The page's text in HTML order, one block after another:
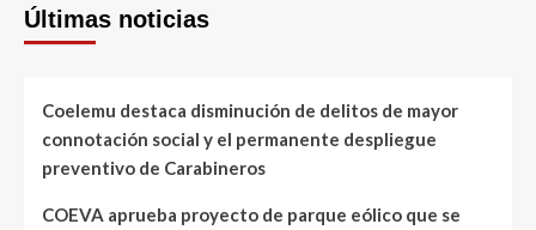
Últimas noticias
Coelemu destaca disminución de delitos de mayor
connotación social y el permanente despliegue
preventivo de Carabineros
COEVA aprueba proyecto de parque eólico que se